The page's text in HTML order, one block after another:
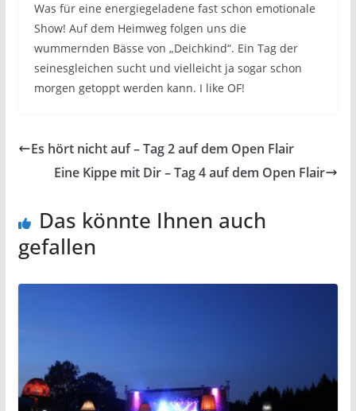
Was für eine energiegeladene fast schon emotionale
Show! Auf dem Heimweg folgen uns die
wummernden Bässe von „Deichkind“. Ein Tag der
seinesgleichen sucht und vielleicht ja sogar schon
morgen getoppt werden kann. I like OF!
Es hört nicht auf – Tag 2 auf dem Open Flair
Eine Kippe mit Dir – Tag 4 auf dem Open Flair
Das könnte Ihnen auch
gefallen